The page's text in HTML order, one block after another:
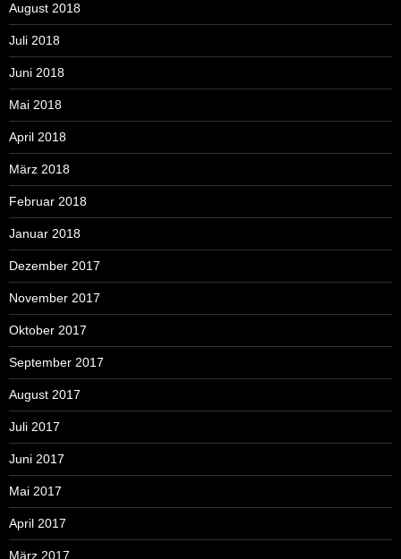
August 2018
Juli 2018
Juni 2018
Mai 2018
April 2018
März 2018
Februar 2018
Januar 2018
Dezember 2017
November 2017
Oktober 2017
September 2017
August 2017
Juli 2017
Juni 2017
Mai 2017
April 2017
März 2017